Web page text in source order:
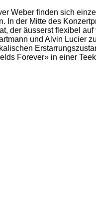
Weber finden sich
In der Mitte des
der äusserst flexibel
und Alvin Lucier
Forever» in einer